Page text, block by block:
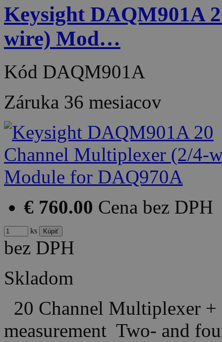
Keysight DAQM901A
wire) Mod…
Kód DAQM901A
Záruka 36 mesiacov
€ 760.00 Cena bez DPH
ks
bez DPH
Skladom
20 Channel Multiplexer +
measurement Two- and